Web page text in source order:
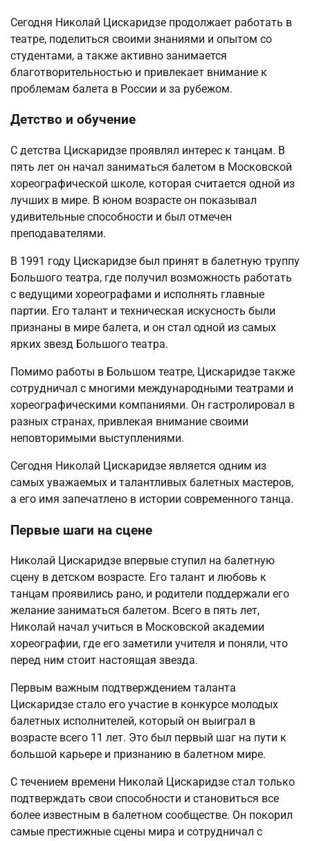
Сегодня Николай Цискаридзе продолжает работать в
театре, поделиться своими знаниями и опытом со
студентами, а также активно занимается
благотворительностью и привлекает внимание к
проблемам балета в России и за рубежом.
Детство и обучение
С детства Цискаридзе проявлял интерес к танцам. В
пять лет он начал заниматься балетом в Московской
хореографической школе, которая считается одной из
лучших в мире. В юном возрасте он показывал
удивительные способности и был отмечен
преподавателями.
В 1991 году Цискаридзе был принят в балетную труппу
Большого театра, где получил возможность работать
с ведущими хореографами и исполнять главные
партии. Его талант и техническая искусность были
признаны в мире балета, и он стал одной из самых
ярких звезд Большого театра.
Помимо работы в Большом театре, Цискаридзе также
сотрудничал с многими международными театрами и
хореографическими компаниями. Он гастролировал в
разных странах, привлекая внимание своими
неповторимыми выступлениями.
Сегодня Николай Цискаридзе является одним из
самых уважаемых и талантливых балетных мастеров,
а его имя запечатлено в истории современного танца.
Первые шаги на сцене
Николай Цискаридзе впервые ступил на балетную
сцену в детском возрасте. Его талант и любовь к
танцам проявились рано, и родители поддержали его
желание заниматься балетом. Всего в пять лет,
Николай начал учиться в Московской академии
хореографии, где его заметили учителя и поняли, что
перед ним стоит настоящая звезда.
Первым важным подтверждением таланта
Цискаридзе стало его участие в конкурсе молодых
балетных исполнителей, который он выиграл в
возрасте всего 11 лет. Это был первый шаг на пути к
большой карьере и признанию в балетном мире.
С течением времени Николай Цискаридзе стал только
подтверждать свои способности и становиться все
более известным в балетном сообществе. Он покорил
самые престижные сцены мира и сотрудничал с